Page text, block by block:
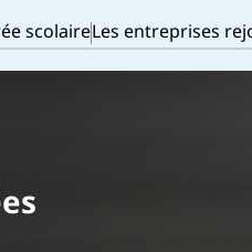
scolaireLes entreprises